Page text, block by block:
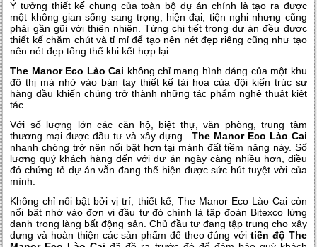
Ý tưởng thiết kế chung của toàn bộ dự án chính là tạo ra được
một không gian sống sang trọng, hiện đại, tiện nghi nhưng cũng
phải gần gũi với thiên nhiên. Từng chi tiết trong dự án đều được
thiết kế chăm chút và tỉ mỉ để tạo nên nét đẹp riêng cũng như tạo
nên nét đẹp tổng thể khi kết hợp lại.
The Manor Eco Lào Cai không chỉ mang hình dáng của một khu
đô thị mà nhờ vào bàn tay thiết kế tài hoa của đội kiến trúc sư
hàng đầu khiến chúng trở thành những tác phẩm nghệ thuật kiệt
tác.
Với số lượng lớn các căn hộ, biệt thự, văn phòng, trung tâm
thương mại được đầu tư và xây dựng.. The Manor Eco Lào Cai
nhanh chóng trở nên nổi bật hơn tại mảnh đất tiềm năng này. Số
lượng quý khách hàng đến với dự án ngày càng nhiều hơn, điều
đó chứng tỏ dự án vẫn đang thể hiện được sức hút tuyệt vời của
mình.
Không chỉ nổi bật bởi vị trí, thiết kế, The Manor Eco Lào Cai còn
nổi bật nhờ vào đơn vị đầu tư đó chính là tập đoàn Bitexco lừng
danh trong làng bất động sản. Chủ đầu tư đang tập trung cho xây
dựng và hoàn thiện các sản phẩm để theo đúng với tiến độ The